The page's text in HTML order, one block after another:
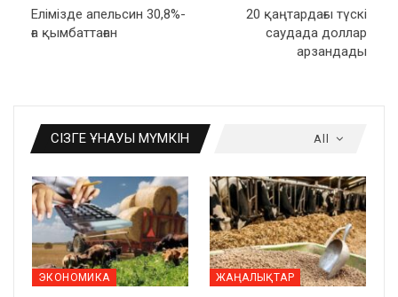
Елімізде апельсин 30,8%-
ға қымбаттаған
20 қаңтардағы түскі
саудада доллар
арзандады
All
СІЗГЕ ҰНАУЫ МҮМКІН
ЭКОНОМИКА ЖАҢАЛЫҚТАР